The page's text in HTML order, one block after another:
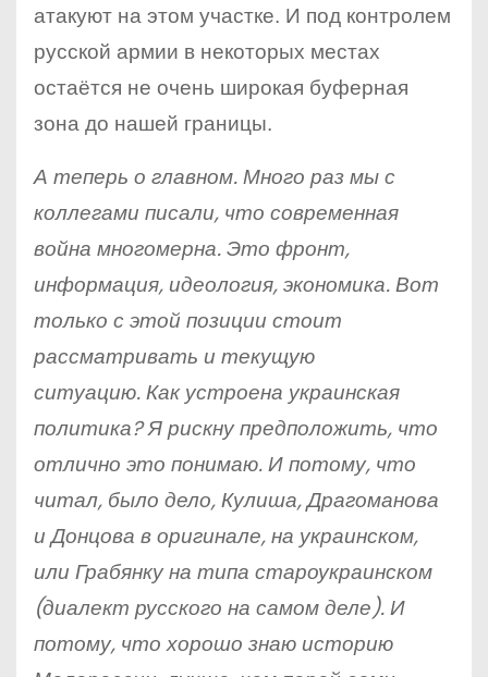
атакуют на этом участке. И под контролем
русской армии в некоторых местах
остаётся не очень широкая буферная
зона до нашей границы.
А теперь о главном. Много раз мы с
коллегами писали, что современная
война многомерна. Это фронт,
информация, идеология, экономика. Вот
только с этой позиции стоит
рассматривать и текущую
ситуацию. Как устроена украинская
политика? Я рискну предположить, что
отлично это понимаю. И потому, что
читал, было дело, Кулиша, Драгоманова
и Донцова в оригинале, на украинском,
или Грабянку на типа староукраинском
(диалект русского на самом деле). И
потому, что хорошо знаю историю